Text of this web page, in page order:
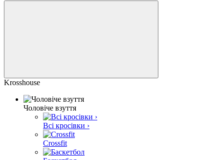
Krosshouse
Чоловіче взуття
Всі кросівки ›
Crossfit